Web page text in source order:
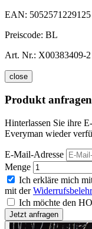
EAN: 5052571229125
Preiscode: BL
Art. Nr.: X00383409-2
close
Produkt anfragen
Hinterlassen Sie ihre
Everyman wieder
E-Mail-Adresse
Menge
Ich erkläre mich
mit der
Ich möchte den